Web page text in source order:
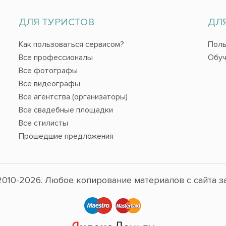
ДЛЯ ТУРИСТОВ
Как пользоваться сервисом?
Все профессионалы
Все фотографы
Все видеографы
Все агентства (организаторы)
Все свадебные площадки
Все стилисты
Прошедшие предложения
2026. Любое копирование материалов с сайта